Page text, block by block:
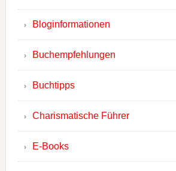
Bloginformationen
Buchempfehlungen
Buchtipps
Charismatische Führer
E-Books